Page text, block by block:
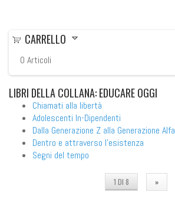
CARRELLO
0 Articoli
LIBRI DELLA COLLANA: EDUCARE OGGI
Chiamati alla libertà
Adolescenti In-Dipendenti
Dalla Generazione Z alla Generazione Alfa
Dentro e attraverso l'esistenza
Segni del tempo
1 DI 8 »